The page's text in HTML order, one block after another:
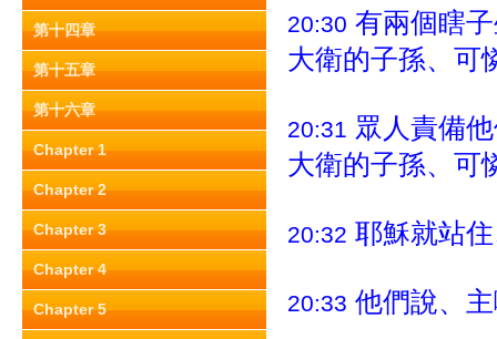
第十四章
第十五章
第十六章
Chapter 1
Chapter 2
Chapter 3
Chapter 4
Chapter 5
20:30 有兩個瞎
大衛的子孫、可
20:31 眾人責備
大衛的子孫、可
20:32 耶穌就站
20:33 他們說、